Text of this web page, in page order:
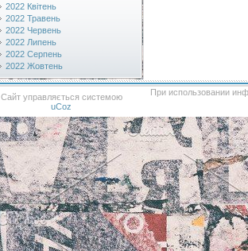
2022 Квітень
2022 Травень
2022 Червень
2022 Липень
2022 Серпень
2022 Жовтень
Сайт управляється системою
uCoz
При использовании